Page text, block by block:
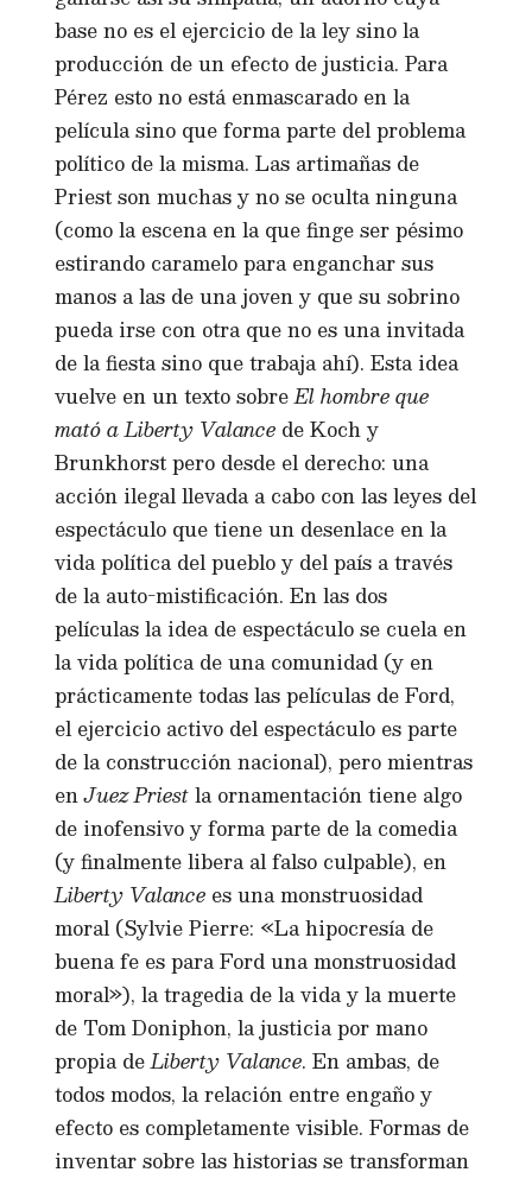
base no es el ejercicio de la ley sino la
producción de un efecto de justicia. Para
Pérez esto no está enmascarado en la
película sino que forma parte del problema
político de la misma. Las artimañas de
Priest son muchas y no se oculta ninguna
(como la escena en la que finge ser pésimo
estirando caramelo para enganchar sus
manos a las de una joven y que su sobrino
pueda irse con otra que no es una invitada
de la fiesta sino que trabaja ahí). Esta idea
vuelve en un texto sobreEl hombre que
mató a Liberty Valance de Koch y
Brunkhorst pero desde el derecho: una
acción ilegal llevada a cabo con las leyes del
espectáculo que tiene un desenlace en la
vida política del pueblo y del país a través
de la auto-mistificación. En las dos
películas la idea de espectáculo se cuela en
la vida política de una comunidad (y en
prácticamente todas las películas de Ford,
el ejercicio activo del espectáculo es parte
de la construcción nacional), pero mientras
enJuez Priestla ornamentación tiene algo
de inofensivo y forma parte de la comedia
(y finalmente libera al falso culpable), en
Liberty Valance es una monstruosidad
moral (Sylvie Pierre: «La hipocresía de
buena fe es para Ford una monstruosidad
moral»), la tragedia de la vida y la muerte
de Tom Doniphon, la justicia por mano
propia deLiberty Valance. En ambas, de
todos modos, la relación entre engaño y
efecto es completamente visible. Formas de
inventar sobre las historias se transforman